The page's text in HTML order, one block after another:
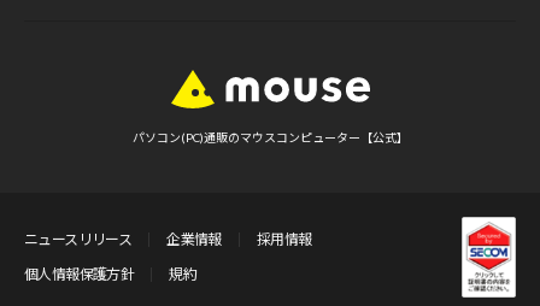
パソコン(PC)通販のマウスコンピューター【公式】
ニュースリリース 企業情報
採用情報
個人情報保護方針
規約